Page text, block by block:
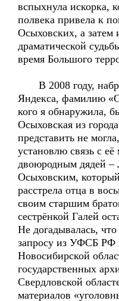
вспыхнула искорка,
полвека привела к
Осыховских, а затем
драматической
время Большого
В 2008 году,
Яндекса, фамилию
кого я обнаружила,
Осыховская из
представить не
установлю связь с
двоюродным дядей –
Осыховским,
расстрела отца в
своим старшим
сестрёнкой Галей
Не догадывалась,
запросу из УФСБ РФ
Новосибирской
государственных
Свердловской
материалов